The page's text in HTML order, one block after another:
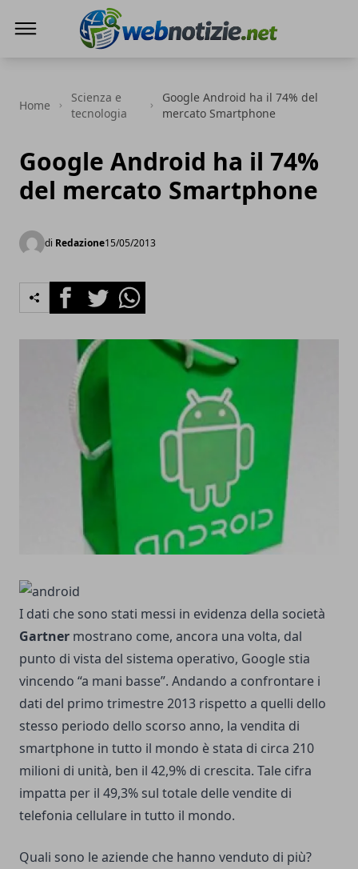
Home
Scienza e
tecnologia
Google Android ha il 74% del
mercato Smartphone
Google Android ha il 74%
del mercato Smartphone
di Redazione15/05/2013
FacebookTwitterWhatsapp
I dati che sono stati messi in evidenza della società
Gartner mostrano come, ancora una volta, dal
punto di vista del sistema operativo, Google stia
vincendo “a mani basse”. Andando a confrontare i
dati del primo trimestre 2013 rispetto a quelli dello
stesso periodo dello scorso anno, la vendita di
smartphone in tutto il mondo è stata di circa 210
milioni di unità, ben il 42,9% di crescita. Tale cifra
impatta per il 49,3% sul totale delle vendite di
telefonia cellulare in tutto il mondo.
Quali sono le aziende che hanno venduto di più?